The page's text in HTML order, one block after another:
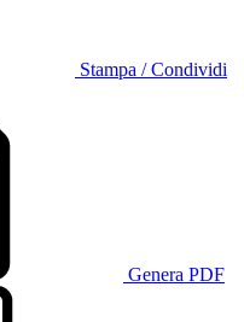
Stampa / Condividi
Genera PDF